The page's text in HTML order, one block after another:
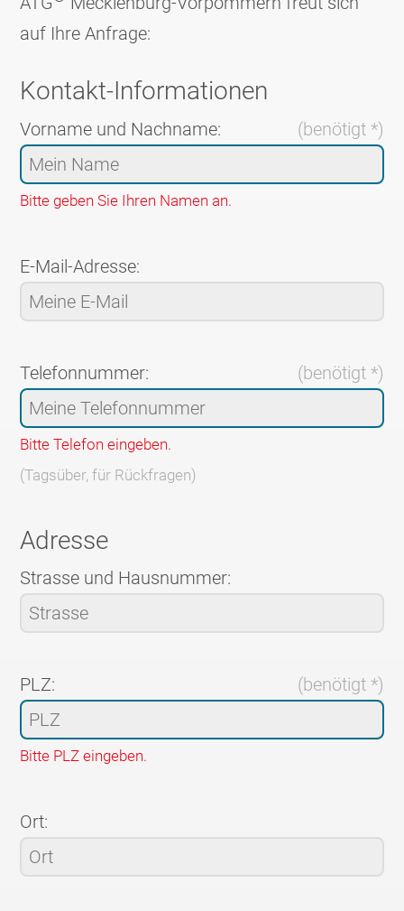
auf Ihre Anfrage:
Kontakt-Informationen
Vorname und Nachname: (benötigt *)
Bitte geben Sie Ihren Namen an.
E-Mail-Adresse:
Telefonnummer: (benötigt *)
Bitte Telefon eingeben.
(Tagsüber, für Rückfragen)
Adresse
Strasse und Hausnummer:
PLZ: (benötigt *)
Bitte PLZ eingeben.
Ort: